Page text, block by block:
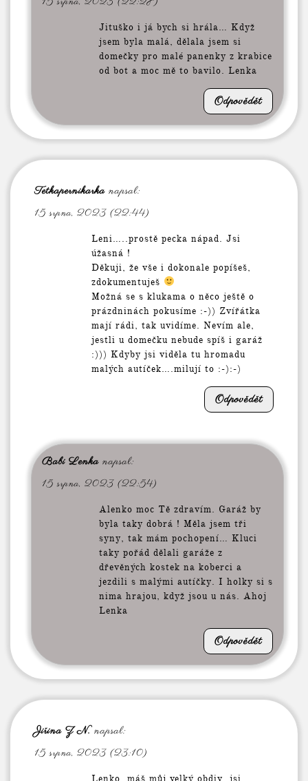
Jituško i já bych si hrála… Když
jsem byla malá, dělala jsem si
domečky pro malé panenky z krabice
od bot a moc mě to bavilo. Lenka
Odpovědět
Tetkapernikarka napsal:
15 srpna, 2023 (22:44)
Leni…..prostě pecka nápad. Jsi
úžasná !
Děkuji, že vše i dokonale popíšeš,
zdokumentuješ
Možná se s klukama o něco ještě o
prázdninách pokusíme :-)) Zvířátka
mají rádi, tak uvidíme. Nevím ale,
jestli u domečku nebude spíš i garáž
:))) Kdyby jsi viděla tu hromadu
malých autíček….milují to :-):-)
Odpovědět
Babi Lenka napsal:
15 srpna, 2023 (22:54)
Alenko moc Tě zdravím. Garáž by
byla taky dobrá ! Měla jsem tři
syny, tak mám pochopení… Kluci
taky pořád dělali garáže z
dřevěných kostek na koberci a
jezdili s malými autíčky. I holky si s
nima hrajou, když jsou u nás. Ahoj
Lenka
Odpovědět
Jiřina Z N. napsal:
15 srpna, 2023 (23:10)
Lenko, máš můj velký obdiv, jsi